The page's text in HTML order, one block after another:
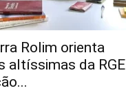
Rolim orienta
altíssimas da RGE